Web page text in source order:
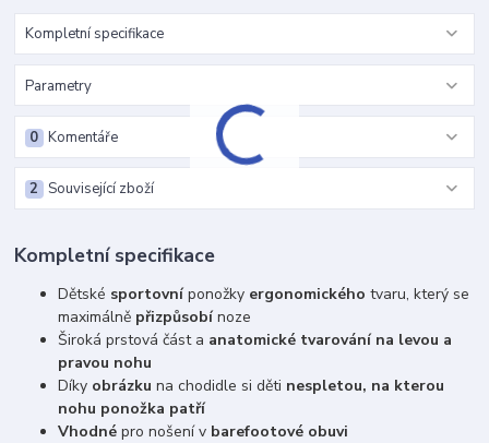
Kompletní specifikace
Parametry
Komentáře
0
Související zboží
2
Kompletní specifikace
Dětské sportovníponožky ergonomického tvaru, který se
maximálně přizpůsobínoze
Široká prstová část a anatomické tvarování na levou a
pravou nohu
Díky obrázku na chodidle si děti nespletou, na kterou
nohu ponožka patří
Vhodnépro nošení v barefootové obuvi